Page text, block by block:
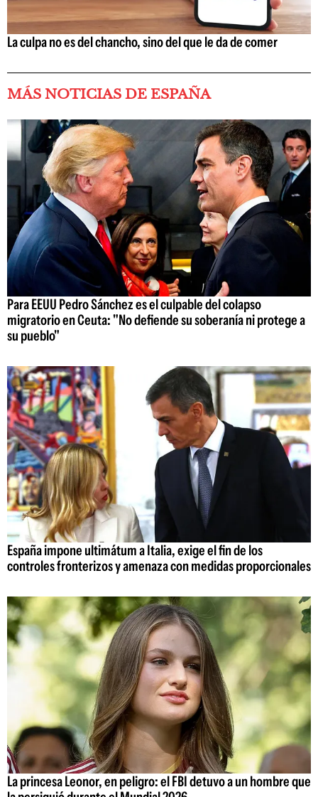
La culpa no es del chancho, sino del que le da de comer
MÁS NOTICIAS DE ESPAÑA
Para EEUU Pedro Sánchez es el culpable del colapso
migratorio en Ceuta: "No defiende su soberanía ni protege a
su pueblo"
España impone ultimátum a Italia, exige el fin de los
controles fronterizos y amenaza con medidas proporcionales
La princesa Leonor, en peligro: el FBI detuvo a un hombre que